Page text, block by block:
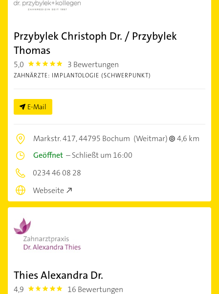
Przybylek Christoph Dr. / Przybylek
Thomas
5,0 5.0 3 Bewertungen
ZAHNÄRZTE: IMPLANTOLOGIE (SCHWERPUNKT)
E-Mail
Markstr. 417,44795 Bochum (Weitmar)
4,6 km
Geöffnet –Schließt um 16:00
0234 46 08 28
Webseite
Thies Alexandra Dr.
4,9 4.9 16 Bewertungen